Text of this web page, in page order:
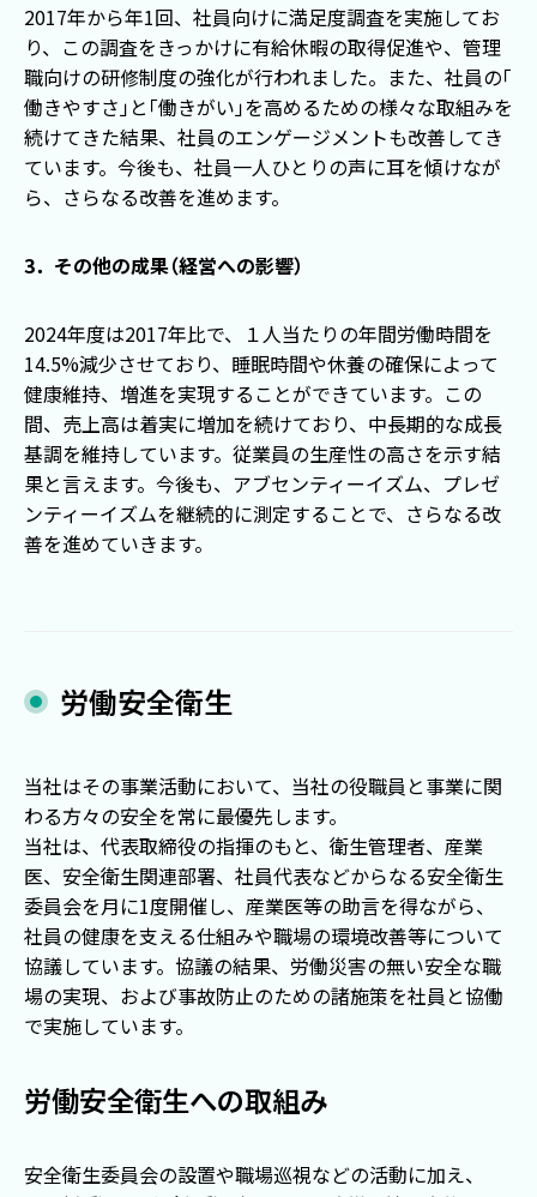
2017年から年1回、社員向けに満足度調査を実施してお
り、この調査をきっかけに有給休暇の取得促進や、管理
職向けの研修制度の強化が行われました。また、社員の「
働きやすさ」と「働きがい」を高めるための様々な取組みを
続けてきた結果、社員のエンゲージメントも改善してき
ています。今後も、社員一人ひとりの声に耳を傾けなが
ら、さらなる改善を進めます。
3．その他の成果（経営への影響）
2024年度は2017年比で、１人当たりの年間労働時間を
14.5%減少させており、睡眠時間や休養の確保によって
健康維持、増進を実現することができています。この
間、売上高は着実に増加を続けており、中長期的な成長
基調を維持しています。従業員の生産性の高さを示す結
果と言えます。今後も、アブセンティーイズム、プレゼ
ンティーイズムを継続的に測定することで、さらなる改
善を進めていきます。
労働安全衛生
当社はその事業活動において、当社の役職員と事業に関
わる方々の安全を常に最優先します。
当社は、代表取締役の指揮のもと、衛生管理者、産業
医、安全衛生関連部署、社員代表などからなる安全衛生
委員会を月に1度開催し、産業医等の助言を得ながら、
社員の健康を支える仕組みや職場の環境改善等について
協議しています。協議の結果、労働災害の無い安全な職
場の実現、および事故防止のための諸施策を社員と協働
で実施しています。
労働安全衛生への取組み
安全衛生委員会の設置や職場巡視などの活動に加え、